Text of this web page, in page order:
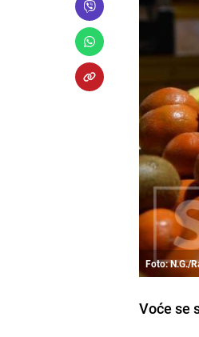
Foto: N.G./
Voće se